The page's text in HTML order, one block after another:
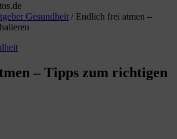
Gesundheit / Endlich frei atmen –
– Tipps zum richtigen